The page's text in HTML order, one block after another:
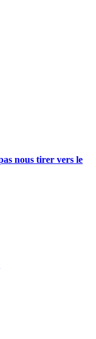
nous tirer vers le